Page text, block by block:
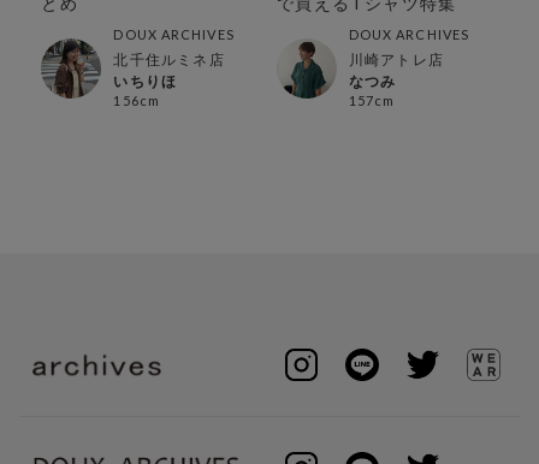
DOUX ARCHIVES
北千住ルミネ店
いちりほ
156cm
DOUX ARCHIVES
川崎アトレ店
なつみ
157cm